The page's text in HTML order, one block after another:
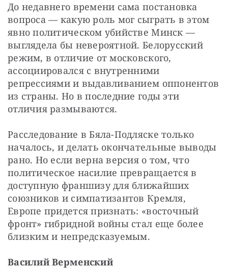
До недавнего времени сама постановка
вопроса — какую роль мог сыграть в этом
явно политическом убийстве Минск —
выглядела бы невероятной. Белорусский
режим, в отличие от московского,
ассоциировался с внутренними
репрессиями и выдавливанием оппонентов
из страны. Но в последние годы эти
отличия размываются.
Расследование в Бяла-Подляске только
началось, и делать окончательные выводы
рано. Но если верна версия о том, что
политическое насилие превращается в
доступную франшизу для ближайших
союзников и симпатизантов Кремля,
Европе придется признать: «восточный
фронт» гибридной войны стал еще более
близким и непредсказуемым.
Василий Верменский